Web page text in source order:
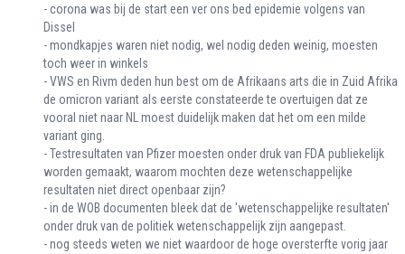
- corona was bij de start een ver ons bed epidemie volgens van
Dissel
- mondkapjes waren niet nodig, wel nodig deden weinig, moesten
toch weer in winkels
- VWS en Rivm deden hun best om de Afrikaans arts die in Zuid Afrika
de omicron variant als eerste constateerde te overtuigen dat ze
vooral niet naar NL moest duidelijk maken dat het om een milde
variant ging.
- Testresultaten van Pfizer moesten onder druk van FDA publiekelijk
worden gemaakt, waarom mochten deze wetenschappelijke
resultaten niet direct openbaar zijn?
- in de WOB documenten bleek dat de 'wetenschappelijke resultaten'
onder druk van de politiek wetenschappelijk zijn aangepast.
- nog steeds weten we niet waardoor de hoge oversterfte vorig jaar